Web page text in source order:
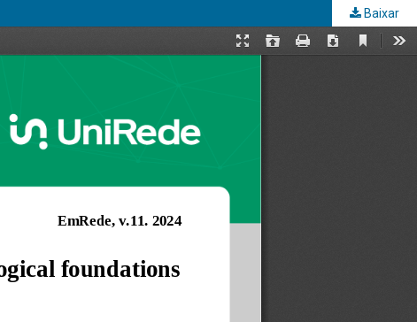
Baixar